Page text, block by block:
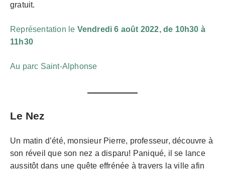
gratuit.
Représentation le Vendredi 6 août 2022, de 10h30 à
11h30
Au parc Saint-Alphonse
Le Nez
Un matin d’été, monsieur Pierre, professeur, découvre à
son réveil que son nez a disparu! Paniqué, il se lance
aussitôt dans une quête effrénée à travers la ville afin